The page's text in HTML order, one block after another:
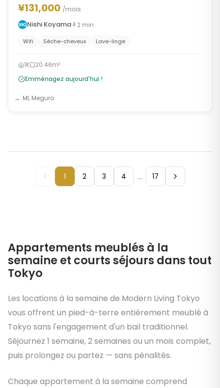
¥131,000 /mois
Nishi Koyama
2 min
Wifi Sèche-cheveux Lave-linge
1K
20.46m²
Emménagez aujourd'hui !
ML Meguro
1 2 3 4 ... 17
Appartements meublés à la
semaine et courts séjours dans tout
Tokyo
Les locations à la semaine de Modern Living Tokyo
vous offrent un pied-à-terre entièrement meublé à
Tokyo sans l'engagement d'un bail traditionnel.
Séjournez 1 semaine, 2 semaines ou un mois complet,
puis prolongez ou partez — sans pénalités.
Chaque appartement à la semaine comprend